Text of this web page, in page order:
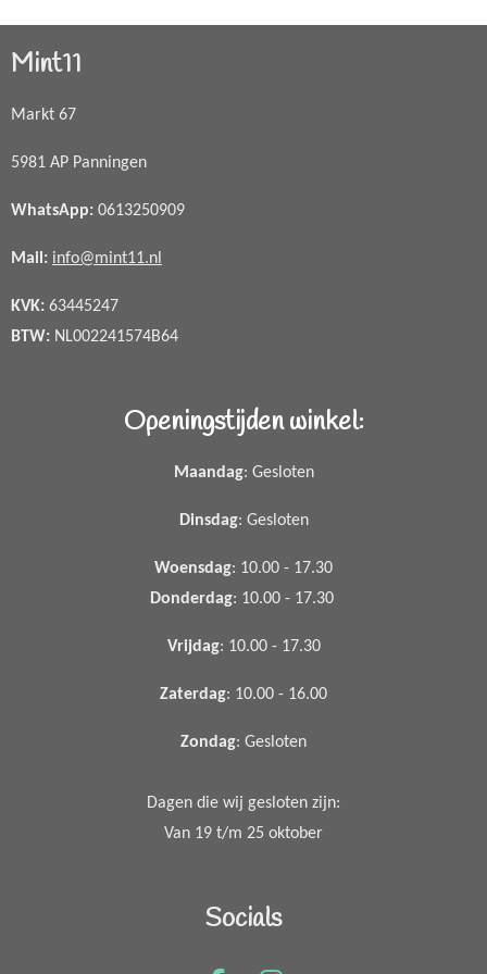
Mint11
Markt 67
5981 AP Panningen
WhatsApp: 0613250909
Mail: info@mint11.nl
KVK: 63445247
BTW: NL002241574B64
Openingstijden winkel:
Maandag: Gesloten
Dinsdag: Gesloten
Woensdag: 10.00 - 17.30
Donderdag: 10.00 - 17.30
Vrijdag: 10.00 - 17.30
Zaterdag: 10.00 - 16.00
Zondag: Gesloten
Dagen die wij gesloten zijn:
Van 19 t/m 25 oktober
Socials